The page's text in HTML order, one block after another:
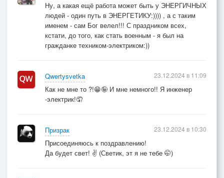
Ну, а какая ещё работа может быть у ЭНЕРГИЧНЫХ
людей - один путь в ЭНЕРГЕТИКУ:)))) , а с таким
именем - сам Бог велел!!! С праздником всех,
кстати, до того, как стать военным - я был на
гражданке техником-электриком:))
Qwertysvetka
Как не мне то ?!😁🤪 И мне немного!! Я инженер
-электрик!🤦
23.12.2024 в 11:09
Призрак
Присоединяюсь к поздравлению!
Да будет свет! ✌️ (Светик, эт я не тебе 🤭)
23.12.2024 в 10:30